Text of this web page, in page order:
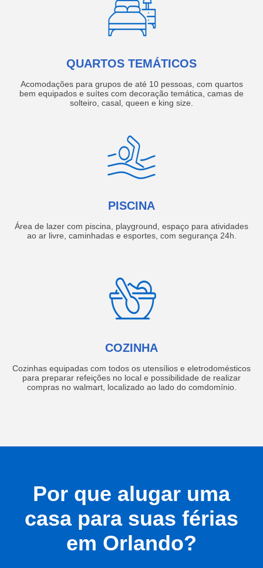
QUARTOS TEMÁTICOS
Acomodações para grupos de até 10 pessoas, com quartos
bem equipados e suítes com decoração temática, camas de
solteiro, casal, queen e king size.
PISCINA
Área de lazer com piscina, playground, espaço para atividades
ao ar livre, caminhadas e esportes, com segurança 24h.
COZINHA
Cozinhas equipadas com todos os utensílios e eletrodomésticos
para preparar refeições no local e possibilidade de realizar
compras no walmart, localizado ao lado do comdomínio.
Por que alugar uma
casa para suas férias
em Orlando?